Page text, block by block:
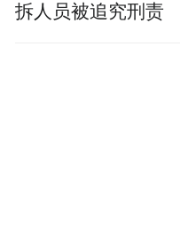
拆人员被追究刑责